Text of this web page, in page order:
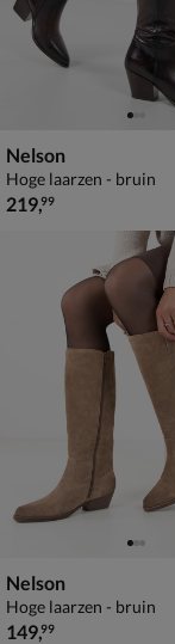
Nelson
Hoge laarzen - bruin
€ 219,99
219,99
Nelson
Hoge laarzen - bruin
€ 149,99
149,99